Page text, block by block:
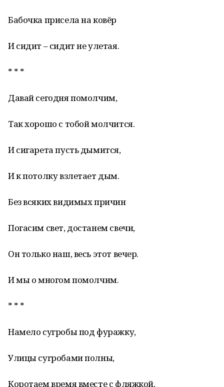
Бабочка присела на ковёр
И сидит – сидит не улетая.
* * *
Давай сегодня помолчим,
Так хорошо с тобой молчится.
И сигарета пусть дымится,
И к потолку взлетает дым.
Без всяких видимых причин
Погасим свет, достанем свечи,
Он только наш, весь этот вечер.
И мы о многом помолчим.
* * *
Намело сугробы под фуражку,
Улицы сугробами полны,
Коротаем время вместе с фляжкой,